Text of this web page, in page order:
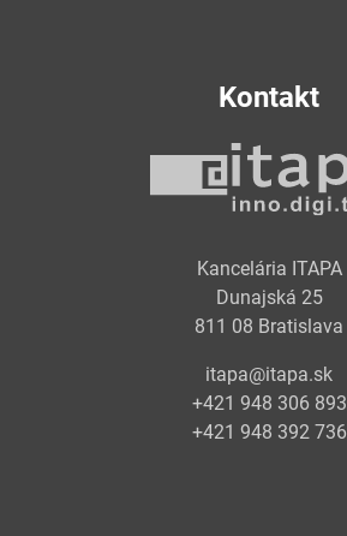
Kontakt
Kancelária ITAPA
Dunajská 25
811 08 Bratislava
itapa@itapa.sk
+421 948 306 893
+421 948 392 736